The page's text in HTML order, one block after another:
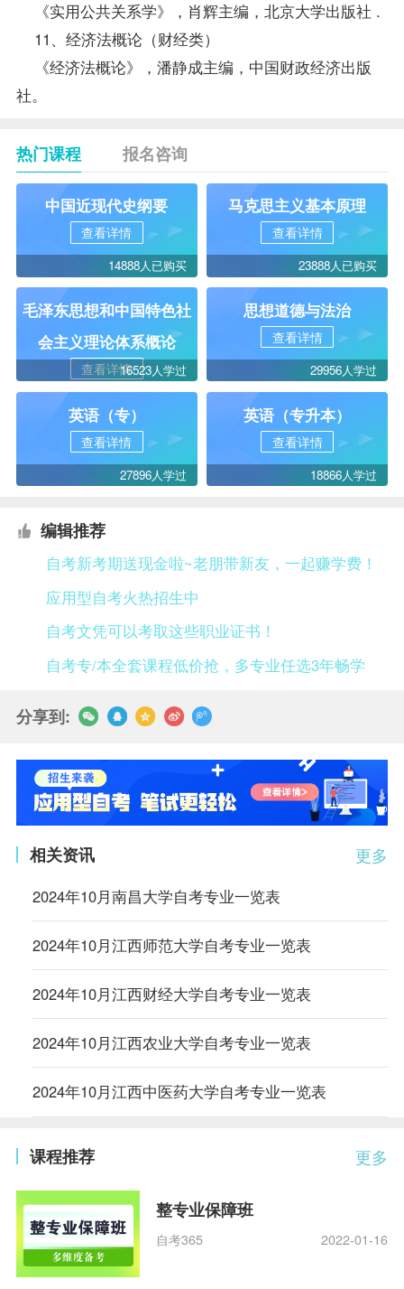
《实用公共关系学》，肖辉主编，北京大学出版社 .
11、 经济法概论（财经类）
《经济法概论》，潘静成主编，中国财政经济出版
社。
热门课程 报名咨询
中国近现代史纲要
查看详情
14888人已购买
马克思主义基本原理
查看详情
23888人已购买
毛泽东思想和中国特色社
会主义理论体系概论
查看详情16523人学过
思想道德与法治
查看详情
29956人学过
英语（专）
查看详情
27896人学过
英语（专升本）
查看详情
18866人学过
编辑推荐
自考新考期送现金啦~老朋带新友，一起赚学费！
应用型自考火热招生中
自考文凭可以考取这些职业证书！
自考专/本全套课程低价抢，多专业任选3年畅学
分享到:
更多
相关资讯
2024年10月南昌大学自考专业一览表
2024年10月江西师范大学自考专业一览表
2024年10月江西财经大学自考专业一览表
2024年10月江西农业大学自考专业一览表
2024年10月江西中医药大学自考专业一览表
更多
课程推荐
整专业保障班
自考365 2022-01-16